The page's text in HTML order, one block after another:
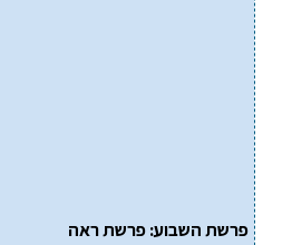
פרשת השבוע: פרשת ראה